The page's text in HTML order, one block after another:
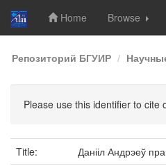
Skip
navigation
Home Browse
Репозиторий БГУИР
Please use this identifier to cite
Title:
Данііл Андрэеў